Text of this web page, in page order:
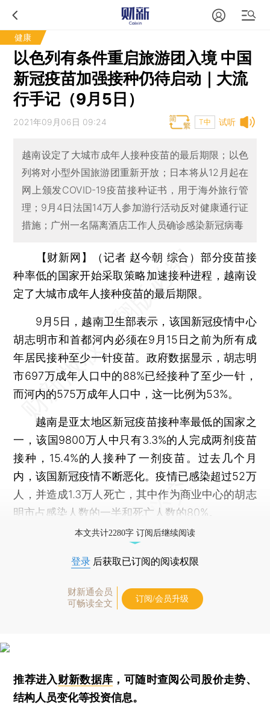
健康
以色列有条件重启旅游团入境 中国
新冠疫苗加强接种仍待启动｜大流
行手记（9月5日）
试听
2021年09月06日 09:24 T中
越南设定了大城市成年人接种疫苗的最后期限；以色
列将对小型外国旅游团重新开放；日本将从12月起在
网上颁发COVID-19疫苗接种证书，用于海外旅行管
理；9月4日法国14万人参加游行活动反对健康通行证
措施；广州一名隔离酒店工作人员确诊感染新冠病毒
【财新网】（记者 赵今朝 综合） 部分疫苗接
种率低的国家开始采取策略加速接种进程，越南设
定了大城市成年人接种疫苗的最后期限。
9月5日，越南卫生部表示，该国新冠疫情中心
胡志明市和首都河内必须在9月15日之前为所有成
年居民接种至少一针疫苗。政府数据显示，胡志明
市697万成年人口中的88%已经接种了至少一针，
而河内的575万成年人口中，这一比例为53%。
越南是亚太地区新冠疫苗接种率最低的国家之
一，该国9800万人中只有3.3%的人完成两剂疫苗
接种，15.4%的人接种了一剂疫苗。过去几个月
内，该国新冠疫情不断恶化。疫情已感染超过52万
人，并造成1.3万人死亡，其中作为商业中心的胡志
明市占感染人数的一半和死亡人数的80%。
本文共计2280字 订阅后继续阅读
登录 后获取已订阅的阅读权限
财新通会员
可畅读全文
订阅/会员升级
推荐进入财新数据库 ，可随时查阅公司股价走势、
结构人员变化等投资信息。